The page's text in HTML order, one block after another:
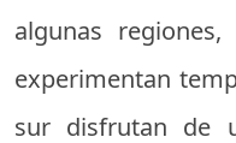
algunas
experimentan
sur disfrutan de